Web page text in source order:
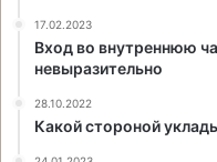
17.02.2023
Вход во внутреннюю
невыразительно
28.10.2022
Какой стороной